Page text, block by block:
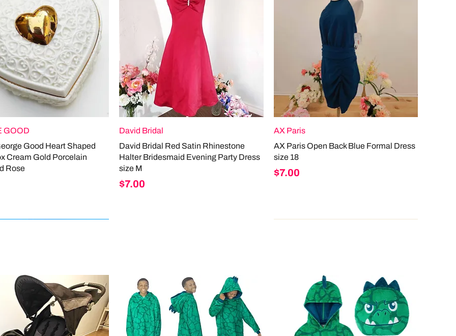
GOOD
Good Heart Shaped
Cream Gold Porcelain
Rose
David Bridal
David Bridal Red Satin Rhinestone
Halter Bridesmaid Evening Party Dress
size M
Price
$7.00
AX Paris
AX Paris Open Back Blue Formal Dress
size 18
Price
$7.00